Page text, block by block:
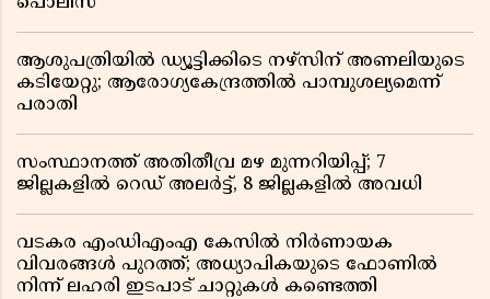
ആശുപത്രിയിൽ ഡ്യൂട്ടിക്കിടെ നഴ്സിന് അണലിയുടെ
കടിയേറ്റു; ആരോഗ്യകേന്ദ്രത്തിൽ പാമ്പുശല്യമെന്ന്
പരാതി
സംസ്ഥാനത്ത് അതിതീവ്ര മഴ മുന്നറിയിപ്പ്; 7
ജില്ലകളിൽ റെഡ് അലർട്ട്, 8 ജില്ലകളിൽ അവധി
വടകര എംഡിഎംഎ കേസിൽ നിർണായക
വിവരങ്ങൾ പുറത്ത്; അധ്യാപികയുടെ ഫോണിൽ
നിന്ന് ലഹരി ഇടപാട് ചാറ്റുകൾ കണ്ടെത്തി